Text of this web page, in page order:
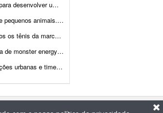
- Criar o modelo 3D do chavei...
os arquivos prontos para impressão 3...
validação de uma futura...
de peão de barretos 2026
Deve incluir animação de elem...